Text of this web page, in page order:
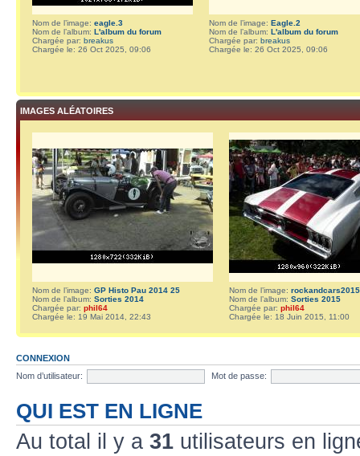
Nom de l’image: eagle.3
Nom de l’album: L'album du forum
Chargée par: breakus
Chargée le: 26 Oct 2025, 09:06
Nom de l’image: Eagle.2
Nom de l’album: L'album du forum
Chargée par: breakus
Chargée le: 26 Oct 2025, 09:06
IMAGES ALÉATOIRES
Nom de l’image: GP Histo Pau 2014 25
Nom de l’album: Sorties 2014
Chargée par: phil64
Chargée le: 19 Mai 2014, 22:43
Nom de l’image:
Nom de l’album: Sorties 2015
Chargée par: phil64
Chargée le: 18 Juin 2015, 11:00
CONNEXION
Nom d’utilisateur:
Mot de passe:
QUI EST EN LIGNE
Au total il y a 31 utilisateurs en